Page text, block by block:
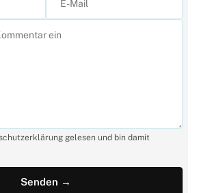
gelesen und bin damit